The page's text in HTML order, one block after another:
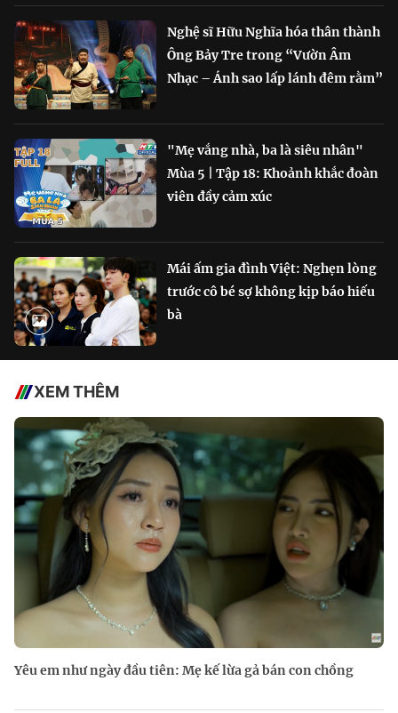
Nghệ sĩ Hữu Nghĩa hóa thân thành
Ông Bảy Tre trong “Vườn Âm
Nhạc – Ánh sao lấp lánh đêm rằm”
"Mẹ vắng nhà, ba là siêu nhân"
Mùa 5 | Tập 18: Khoảnh khắc đoàn
viên đầy cảm xúc
Mái ấm gia đình Việt: Nghẹn lòng
trước cô bé sợ không kịp báo hiếu
bà
XEM THÊM
Yêu em như ngày đầu tiên: Mẹ kế lừa gả bán con chồng